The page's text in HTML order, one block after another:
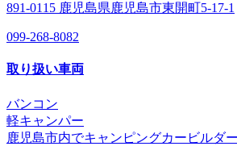
891-0115 鹿児島県鹿児島市東開町5-17-1
099-268-8082
取り扱い車両
バンコン
軽キャンパー
鹿児島市内でキャンピングカービルダ